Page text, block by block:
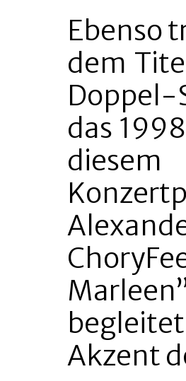
Ebenso
dem
Doppel-
das
Akzent